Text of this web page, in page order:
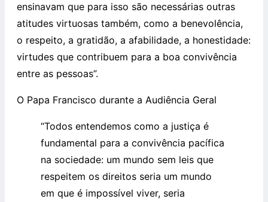
ensinavam que para isso são necessárias outras
atitudes virtuosas também, como a benevolência,
o respeito, a gratidão, a afabilidade, a honestidade:
virtudes que contribuem para a boa convivência
entre as pessoas”.
O Papa Francisco durante a Audiência Geral
“Todos entendemos como a justiça é
fundamental para a convivência pacífica
na sociedade: um mundo sem leis que
respeitem os direitos seria um mundo
em que é impossível viver, seria